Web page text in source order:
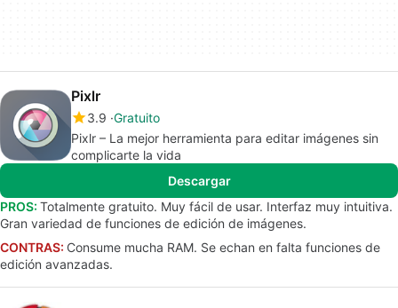
Pixlr
3.9 Gratuito
Pixlr – La mejor herramienta para editar imágenes sin
complicarte la vida
Descargar
PROS: Totalmente gratuito. Muy fácil de usar. Interfaz muy intuitiva.
Gran variedad de funciones de edición de imágenes.
CONTRAS: Consume mucha RAM. Se echan en falta funciones de
edición avanzadas.